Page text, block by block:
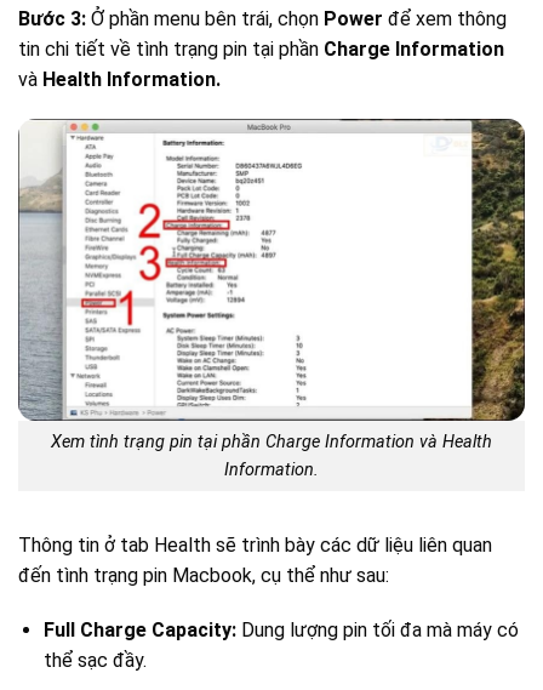
Bước 3: Ở phần menu bên trái, chọn Power để xem thông
tin chi tiết về tình trạng pin tại phần Charge Information
và Health Information.
Xem tình trạng pin tại phần Charge Information và Health
Information.
Thông tin ở tab Health sẽ trình bày các dữ liệu liên quan
đến tình trạng pin Macbook, cụ thể như sau:
Full Charge Capacity: Dung lượng pin tối đa mà máy có
thể sạc đầy.